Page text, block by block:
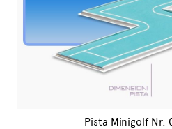
Pista Minigolf Nr.